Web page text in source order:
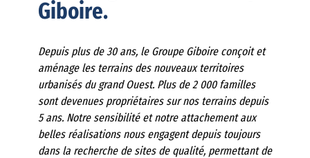
Giboire.
Depuis plus de 30 ans, le Groupe Giboire conçoit et
aménage les terrains des nouveaux territoires
urbanisés du grand Ouest. Plus de 2 000 familles
sont devenues propriétaires sur nos terrains depuis
5 ans. Notre sensibilité et notre attachement aux
belles réalisations nous engagent depuis toujours
dans la recherche de sites de qualité, permettant de